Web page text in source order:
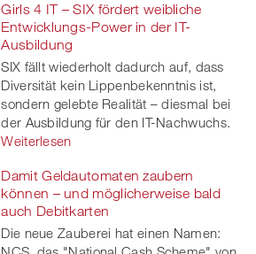
Girls 4 IT – SIX fördert weibliche
Entwicklungs-Power in der IT-
Ausbildung
SIX fällt wiederholt dadurch auf, dass
Diversität kein Lippenbekenntnis ist,
sondern gelebte Realität – diesmal bei
der Ausbildung für den IT-Nachwuchs.
Weiterlesen
Damit Geldautomaten zaubern
können – und möglicherweise bald
auch Debitkarten
Die neue Zauberei hat einen Namen: